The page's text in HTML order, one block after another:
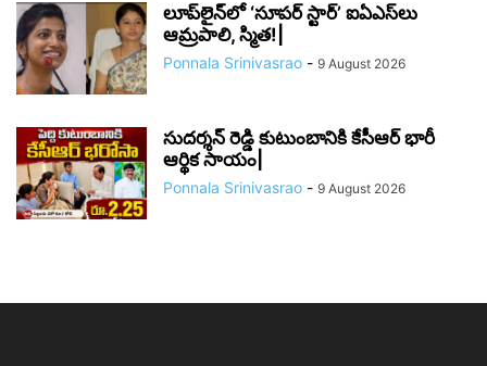
లూప్‌లైన్‌లో ‘సూపర్ స్టార్’ ఐఏఎస్‌లు
ఆమ్రపాలి, స్మిత!|
Ponnala Srinivasrao - 9 August 2026
సుదర్శన్ రెడ్డి కుటుంబానికి కేసీఆర్ భారీ
ఆర్థిక సాయం|
Ponnala Srinivasrao - 9 August 2026